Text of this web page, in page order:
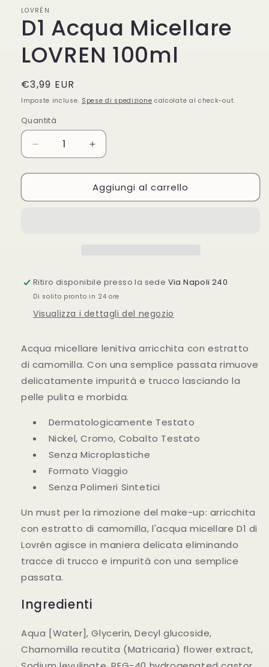
finestra
modale
LOVRÉN
D1 Acqua Micellare
LOVREN 100ml
Prezzo
di
€3,99 EUR
Imposte incluse. Spese di spedizione calcolate al check-out.
Quantità
Quantità
Diminuisci
quantità
per
Acqua
Aumenta
quantità
per
D1
Acqua
Aggiungi al carrello
Ritiro disponibile presso la sede Via Napoli 240
Di solito pronto in 24 ore
Visualizza i dettagli del negozio
Acqua micellare lenitiva arricchita con estratto
di camomilla. Con una semplice passata rimuove
delicatamente impurità e trucco lasciando la
pelle pulita e morbida.
Dermatologicamente Testato
Nickel, Cromo, Cobalto Testato
Senza Microplastiche
Formato Viaggio
Senza Polimeri Sintetici
Un must per la rimozione del make-up: arricchita
con estratto di camomilla, l'acqua micellare D1 di
Lovrén agisce in maniera delicata eliminando
tracce di trucco e impurità con una semplice
passata.
Ingredienti
Aqua [Water], Glycerin, Decyl glucoside,
Chamomilla recutita (Matricaria) flower extract,